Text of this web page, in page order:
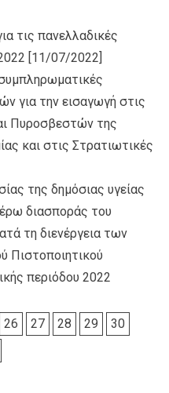
τις πανελλαδικές
[11/07/2022]
για την εισαγωγή στις
Πυροσβεστών της
και στις Στρατιωτικές
της δημόσιας υγείας
διασποράς του
τη διενέργεια των
Πιστοποιητικού
περιόδου 2022
26 27 28 29
30